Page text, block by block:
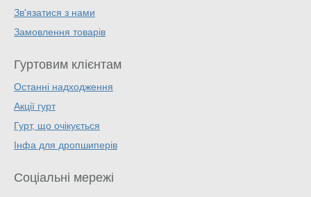
Зв'язатися з нами
Замовлення товарів
Гуртовим клієнтам
Останні надходження
Акції гурт
Гурт, що очікується
Інфа для дропшиперів
Соціальні мережі